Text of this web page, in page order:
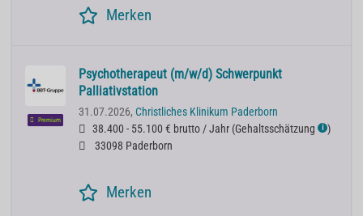
Merken
Premium
Psychotherapeut (m/w/d) Schwerpunkt
Palliativstation
31.07.2026, Christliches Klinikum Paderborn
38.400 - 55.100 € brutto / Jahr (Gehaltsschätzung ℹ )
33098 Paderborn
Merken